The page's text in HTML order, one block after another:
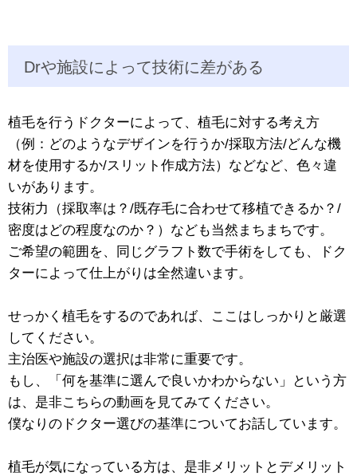
Drや施設によって技術に差がある
植毛を行うドクターによって、植毛に対する考え方
（例：どのようなデザインを行うか/採取方法/どんな機
材を使用するか/スリット作成方法）などなど、色々違
いがあります。
技術力（採取率は？/既存毛に合わせて移植できるか？/
密度はどの程度なのか？）なども当然まちまちです。
ご希望の範囲を、同じグラフト数で手術をしても、ドク
ターによって仕上がりは全然違います。
せっかく植毛をするのであれば、ここはしっかりと厳選
してください。
主治医や施設の選択は非常に重要です。
もし、「何を基準に選んで良いかわからない」という方
は、是非こちらの動画を見てみてください。
僕なりのドクター選びの基準についてお話しています。
植毛が気になっている方は、是非メリットとデメリット